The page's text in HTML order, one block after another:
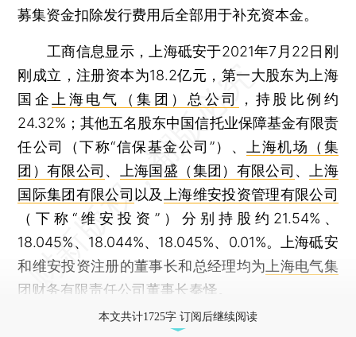
募集资金扣除发行费用后全部用于补充资本金。
工商信息显示，上海砥安于2021年7月22日刚
刚成立，注册资本为18.2亿元，第一大股东为上海
国企
上海电气（集团）总公司
，持股比例约
24.32%；其他五名股东中国信托业保障基金有限责
任公司（下称“信保基金公司”）、
上海机场（集
团）有限公司 、 上海国盛（集团）有限公司 、
上海
国际集团有限公司 以及
上海维安投资管理有限公司
（下称“维安投资”）分别持股约21.54%、
18.045%、18.044%、18.045%、0.01%。上海砥安
和维安投资注册的董事长和总经理均为 上海电气集
团财务有限责任公司董事长秦怿。
本文共计1725字 订阅后继续阅读